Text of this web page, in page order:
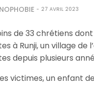
27 AVRIL 2023
de 33 chrétiens
à Runji, un village
depuis plusieurs
victimes, un enfant